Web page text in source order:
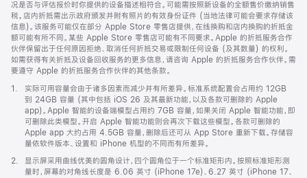
况是否与评估报价时你提供的设备描述相符合。可能需按照新设备的全额售价缴纳销售
税。店内折抵需出示政府颁发并附有照片的有效身份证件 (当地法律可能会要求存储该
信息)。该服务可能仅在部分 Apple Store 零售店提供，在线换购和店内换购的折抵金
额可能有所不同。某些 Apple Store 零售店可能有不同要求。Apple 的折抵服务合作
伙伴保留出于任何原因拒绝、取消任何折抵交易或限制任何设备 (及其数量) 的权利。
如需获得有关折抵及设备回收服务的更多信息，请咨询 Apple 的折抵服务合作伙伴。需
要遵守 Apple 的折抵服务合作伙伴的其他条款。
脚
1.
实际可用容量会由于诸多因素而减少并有所差异。标准系统配置会占用约 12GB
到 24GB 容量 (其中包括 iOS 26 及其最新功能，以及各款可删除的 Apple
app)。Apple 智能的设备端模型占用约 7GB 容量，如果关闭 Apple 智能功能，即
可删除此类模型。开启 Apple 智能功能则会再次下载这些模型。各款可删除的
Apple app 大约占用 4.5GB 容量，删除后还可从 App Store 重新下载。存储容
量依软件版本、设置和 iPhone 机型的不同而有所差异。
脚
2.
显示屏采用曲线优美的圆角设计，四个圆角位于一个标准矩形内。按照标准矩形测
量时，屏幕的对角线长度是 6.06 英寸 (iPhone 17e)、6.27 英寸 (iPhone 17、